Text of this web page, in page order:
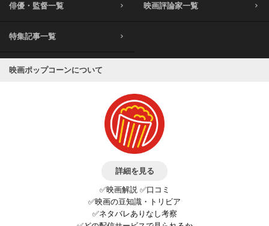
俳優・監督一覧 映画評論家一覧
特集記事一覧
映画ポップコーンについて
詳細を見る
✅映画解説 ✅口コミ
✅映画の豆知識・トリビア
✅ネタバレありなし考察